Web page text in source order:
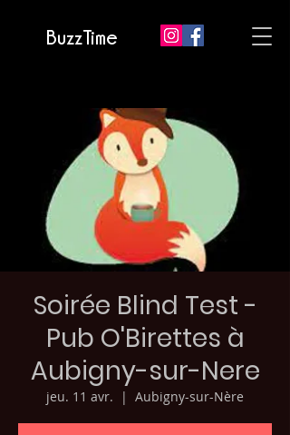
BuzzTime
Soirée Blind Test -
Pub O'Birettes à
Aubigny-sur-Nere
jeu. 11 avr.
  |
Aubigny-sur-Nère